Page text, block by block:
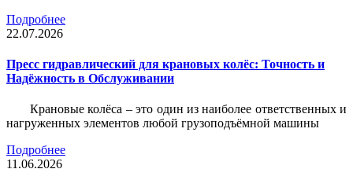
Подробнее
22.07.2026
Пресс гидравлический для крановых колёс: Точность и
Надёжность в Обслуживании
Крановые колёса – это один из наиболее ответственных и
нагруженных элементов любой грузоподъёмной машины
Подробнее
11.06.2026